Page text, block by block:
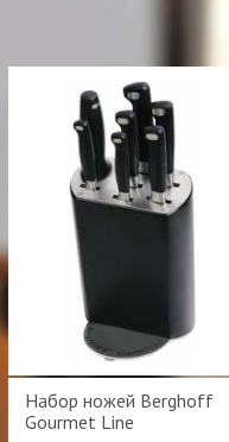
Набор ножей Berghoff
Gourmet Line